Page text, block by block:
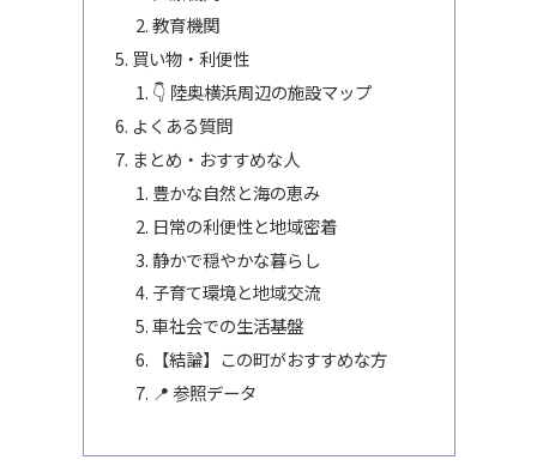
教育機関
買い物・利便性
👇 陸奥横浜周辺の施設マップ
よくある質問
まとめ・おすすめな人
豊かな自然と海の恵み
日常の利便性と地域密着
静かで穏やかな暮らし
子育て環境と地域交流
車社会での生活基盤
【結論】この町がおすすめな方
📍 参照データ